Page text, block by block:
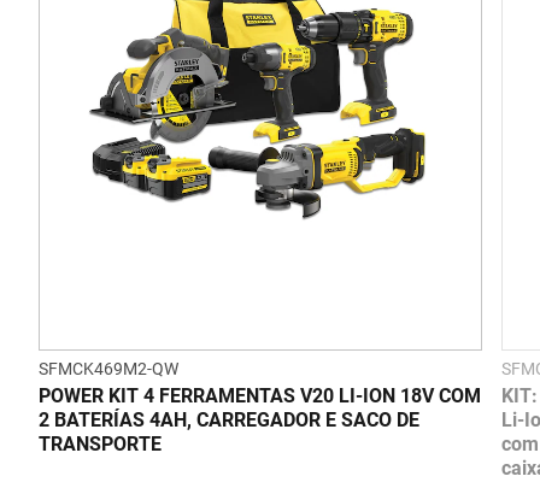
SFMCK469M2-QW
POWER KIT 4 FERRAMENTAS V20 LI-ION 18V COM
2 BATERÍAS 4AH, CARREGADOR E SACO DE
TRANSPORTE
Li-